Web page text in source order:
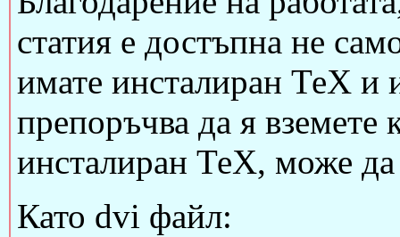
статия е достъпна не
имате инсталиран ТеХ и
препоръчва да я
инсталиран ТеХ, може
Като dvi файл: